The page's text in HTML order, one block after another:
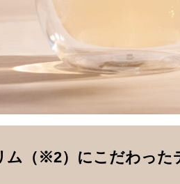
（※2）にこだわった